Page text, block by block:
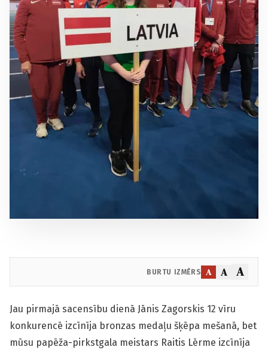
BURTU IZMĒRS A A A
Jau pirmajā sacensību dienā Jānis Zagorskis 12 vīru
konkurencē izcīnīja bronzas medaļu šķēpa mešanā, bet
mūsu papēža-pirkstgala meistars Raitis Lērme izcīnīja